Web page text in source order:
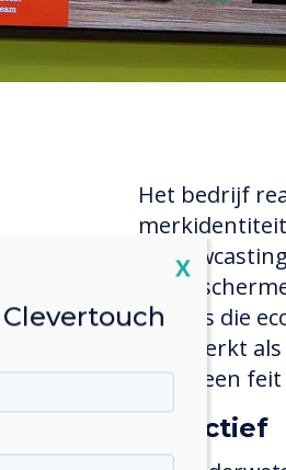
Het bedrijf
grote
menu's die
bijgewerkt
Het is een
Objectief
Close
X